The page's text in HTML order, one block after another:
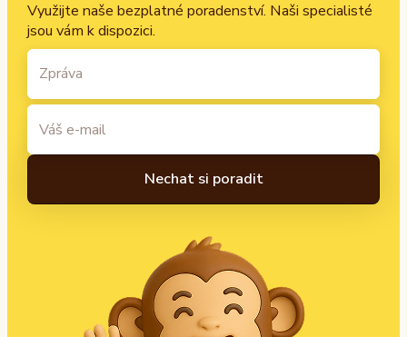
Využijte naše bezplatné poradenství. Naši specialisté
jsou vám k dispozici.